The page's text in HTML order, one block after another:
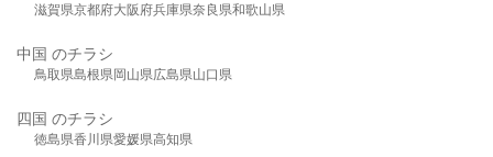
滋賀県京都府大阪府兵庫県奈良県和歌山県
中国 のチラシ
鳥取県島根県岡山県広島県山口県
四国 のチラシ
徳島県香川県愛媛県高知県